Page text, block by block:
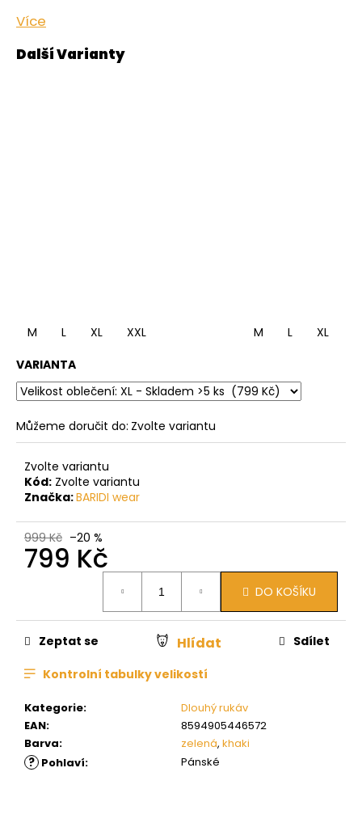
Více
M L XL XXL M L XL
VARIANTA
Můžeme doručit do: Zvolte variantu
Zvolte variantu
Kód: Zvolte variantu
Značka:BARIDI wear
999 Kč –20 %
799 Kč
DO KOŠÍKU
Kategorie:
Dlouhý rukáv
EAN:
8594905446572
Barva: zelená, khaki
? Pohlaví: Pánské
Zeptat se Hlídat Sdílet
Kontrolní tabulky velikostí